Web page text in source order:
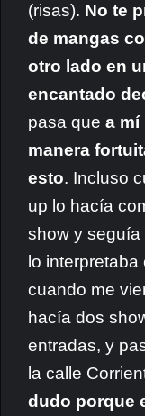
(risas). No te
de mangas
otro lado en
encantado
pasa que a mí
manera
esto. Incluso
up lo hacía
show y seguía
lo
cuando me
hacía dos
entradas, y
la calle
dudo porque